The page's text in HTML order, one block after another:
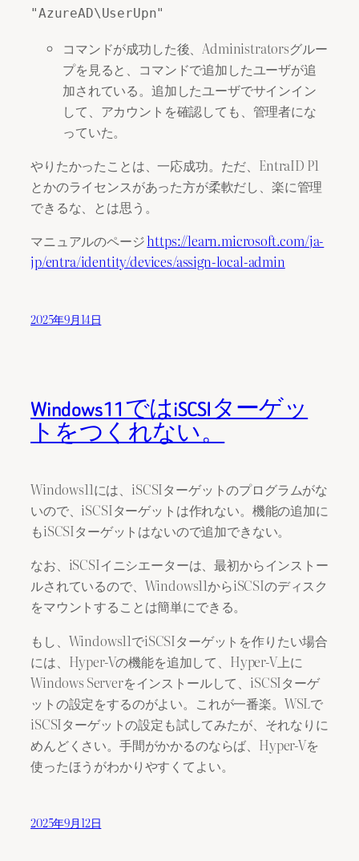
"AzureAD\UserUpn"
コマンドが成功した後、Administratorsグルー
プを見ると、コマンドで追加したユーザが追
加されている。追加したユーザでサインイン
して、アカウントを確認しても、管理者にな
っていた。
やりたかったことは、一応成功。ただ、EntraID P1
とかのライセンスがあった方が柔軟だし、楽に管理
できるな、とは思う。
マニュアルのページhttps://learn.microsoft.com/ja-
jp/entra/identity/devices/assign-local-admin
2025年9月14日
Windows11ではiSCSIターゲッ
トをつくれない。
Windows11には、iSCSIターゲットのプログラムがな
いので、iSCSIターゲットは作れない。機能の追加に
もiSCSIターゲットはないので追加できない。
なお、iSCSIイニシエーターは、最初からインストー
ルされているので、Windows11からiSCSIのディスク
をマウントすることは簡単にできる。
もし、Windows11でiSCSIターゲットを作りたい場合
には、Hyper-Vの機能を追加して、Hyper-V上に
Windows Serverをインストールして、iSCSIターゲ
ットの設定をするのがよい。これが一番楽。WSLで
iSCSIターゲットの設定も試してみたが、それなりに
めんどくさい。手間がかかるのならば、Hyper-Vを
使ったほうがわかりやすくてよい。
2025年9月12日